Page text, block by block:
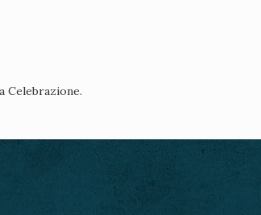
Celebrazione.